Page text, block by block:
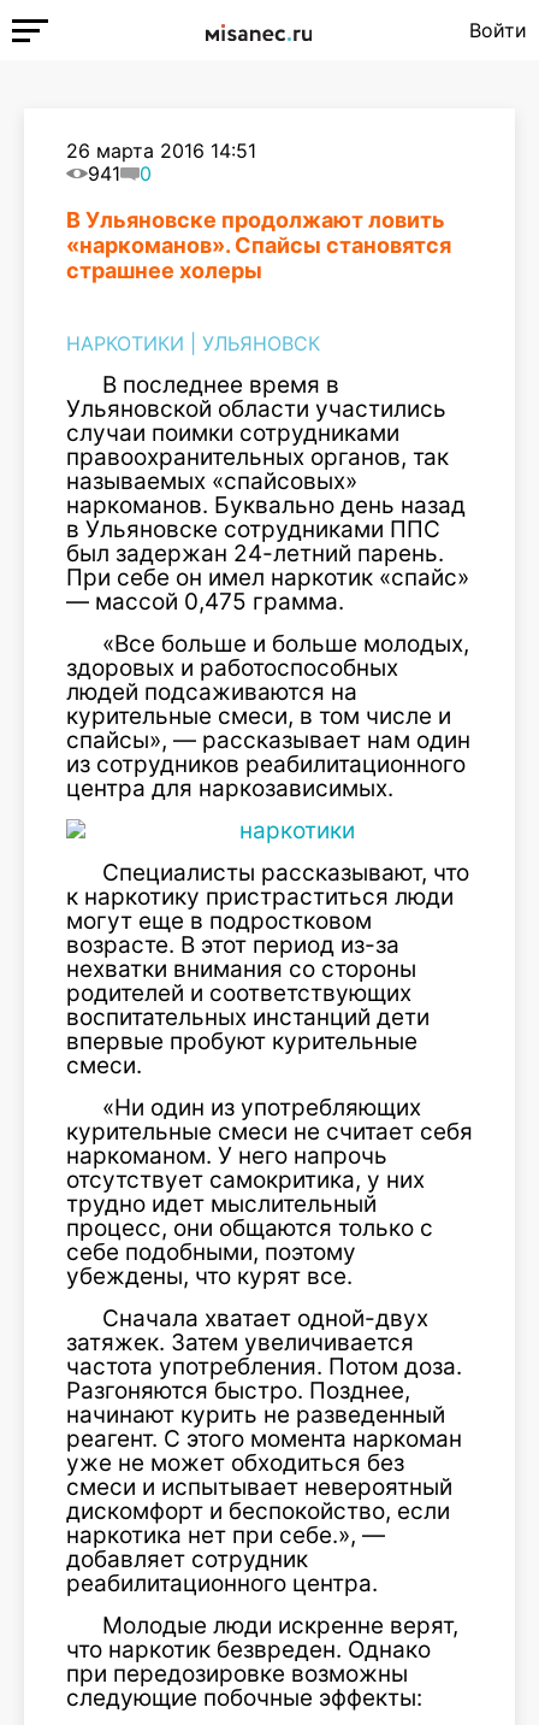
Войти
26 марта 2016 14:51
941
0
В Ульяновске продолжают ловить
«наркоманов». Спайсы становятся
страшнее холеры
НАРКОТИКИ УЛЬЯНОВСК
В последнее время в
Ульяновской области участились
случаи поимки сотрудниками
правоохранительных органов, так
называемых «спайсовых»
наркоманов. Буквально день назад
в Ульяновске сотрудниками ППС
был задержан 24-летний парень.
При себе он имел наркотик «спайс»
— массой 0,475 грамма.
«Все больше и больше молодых,
здоровых и работоспособных
людей подсаживаются на
курительные смеси, в том числе и
спайсы», — рассказывает нам один
из сотрудников реабилитационного
центра для наркозависимых.
Специалисты рассказывают, что
к наркотику пристраститься люди
могут еще в подростковом
возрасте. В этот период из-за
нехватки внимания со стороны
родителей и соответствующих
воспитательных инстанций дети
впервые пробуют курительные
смеси.
«Ни один из употребляющих
курительные смеси не считает себя
наркоманом. У него напрочь
отсутствует самокритика, у них
трудно идет мыслительный
процесс, они общаются только с
себе подобными, поэтому
убеждены, что курят все.
Сначала хватает одной-двух
затяжек. Затем увеличивается
частота употребления. Потом доза.
Разгоняются быстро. Позднее,
начинают курить не разведенный
реагент. С этого момента наркоман
уже не может обходиться без
смеси и испытывает невероятный
дискомфорт и беспокойство, если
наркотика нет при себе.», —
добавляет сотрудник
реабилитационного центра.
Молодые люди искренне верят,
что наркотик безвреден. Однако
при передозировке возможны
следующие побочные эффекты: